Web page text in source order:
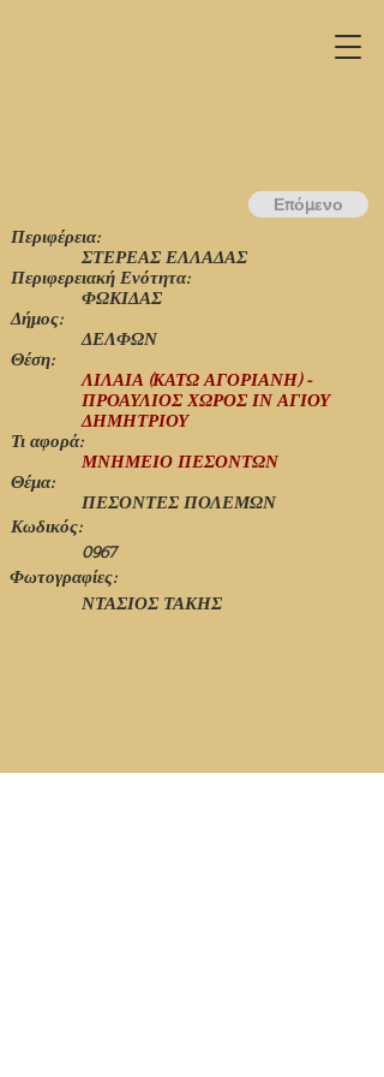
Περιφέρεια:
ΦΩΚΙΔΑΣ
ΣΤΕΡΕΑΣ ΕΛΛΑΔΑΣ
Περιφερειακή Ενότητα:
ΔΕΛΦΩΝ
Δήμος:
Θέση:
ΛΙΛΑΙΑ (ΚΑΤΩ ΑΓΟΡΙΑΝΗ) -
ΠΡΟΑΥΛΙΟΣ ΧΩΡΟΣ ΙΝ ΑΓΙΟΥ
ΔΗΜΗΤΡΙΟΥ
Τι αφορά:
ΜΝΗΜΕΙΟ ΠΕΣΟΝΤΩΝ
Θέμα:
ΠΕΣΟΝΤΕΣ ΠΟΛΕΜΩΝ
Φωτογραφίες:
ΝΤΑΣΙΟΣ ΤΑΚΗΣ
Κωδικός:
0967
Επόμενο